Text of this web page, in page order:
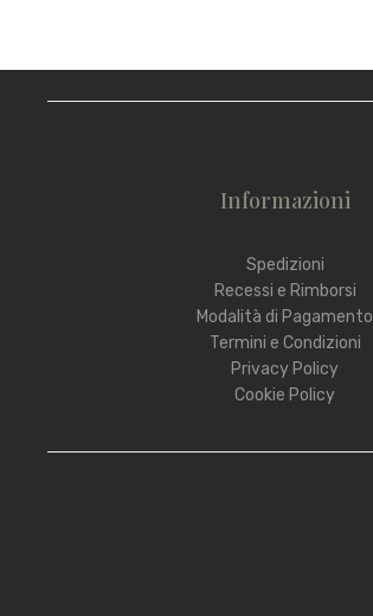
Informazioni
Spedizioni
Recessi e Rimborsi
Modalità di Pagamento
Termini e Condizioni
Privacy Policy
Cookie Policy